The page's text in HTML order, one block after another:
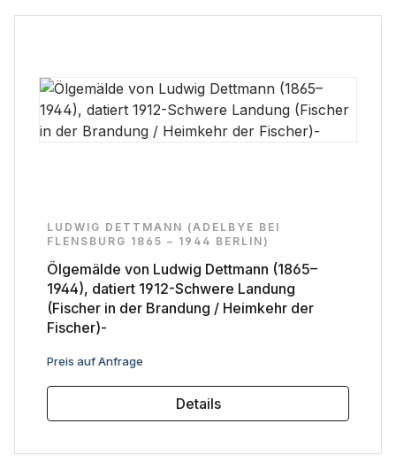
LUDWIG DETTMANN (ADELBYE BEI
FLENSBURG 1865 – 1944 BERLIN)
Ölgemälde von Ludwig Dettmann (1865–
1944), datiert 1912-Schwere Landung
(Fischer in der Brandung / Heimkehr der
Fischer)-
Regulärer Preis:
Preis auf Anfrage
Details